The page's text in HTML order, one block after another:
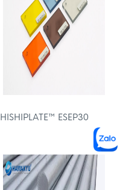
HISHIPLATE™ ESEP30